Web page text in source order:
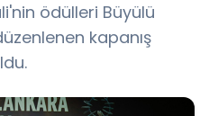
ödülleri Büyülü
kapanış